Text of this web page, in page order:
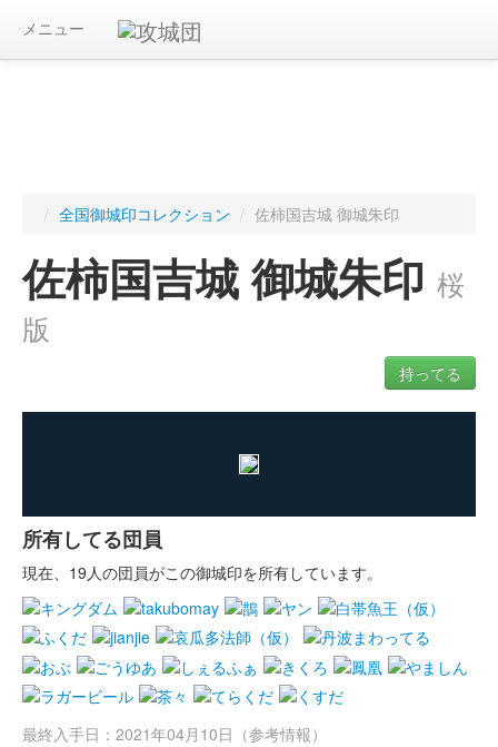
メニュー
/ 全国御城印コレクション / 佐柿国吉城 御城朱印
佐柿国吉城 御城朱印 桜
版
持ってる
所有してる団員
現在、19人の団員がこの御城印を所有しています。
最終入手日：2021年04月10日（参考情報）